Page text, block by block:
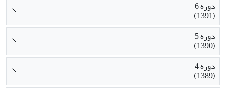
دوره 6
(1391)
دوره 5
(1390)
دوره 4
(1389)